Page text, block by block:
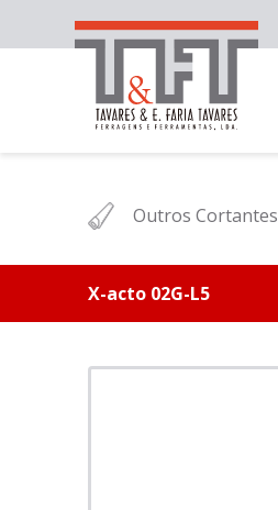
Outros Cortantes
X-acto 02G-L5